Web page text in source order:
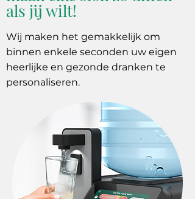
als jij wilt!
Wij maken het gemakkelijk om
binnen enkele seconden uw eigen
heerlijke en gezonde dranken te
personaliseren.